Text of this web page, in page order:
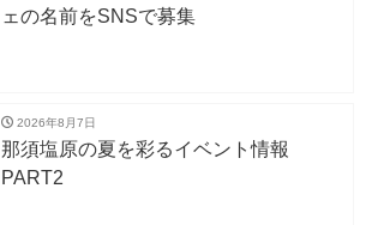
ェの名前をSNSで募集
2026年8月7日
那須塩原の夏を彩るイベント情報
PART2